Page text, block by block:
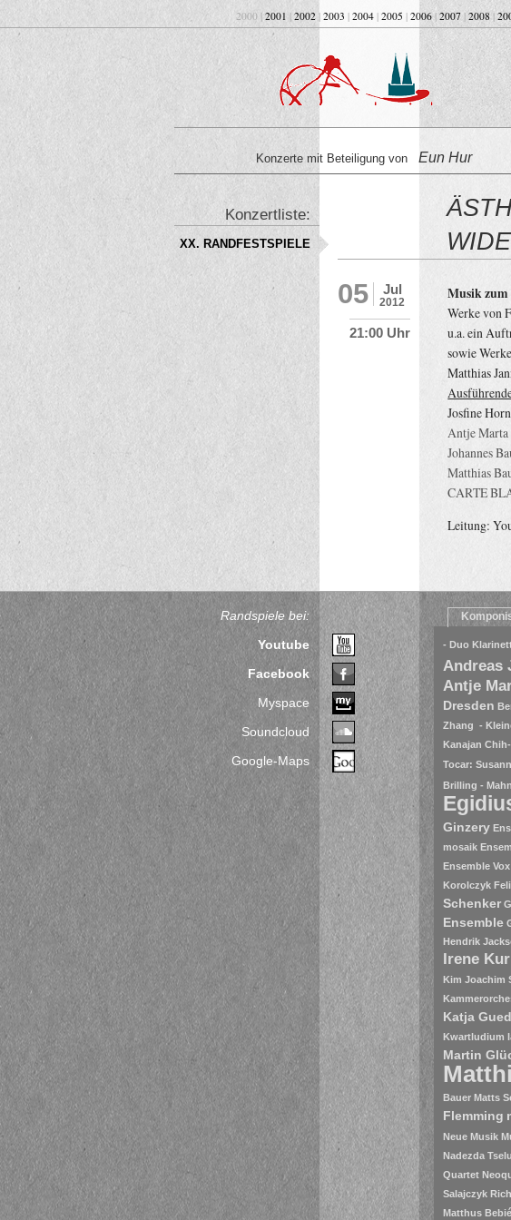
2000 | 2001 | 2002 | 2003 | 2004 | 2005 | 2006| 2007 | 2008 |
Konzerte mit Beteiligung von Eun Hur
Jul
2012
05
21:00 Uhr
Musik
Werke von
u.a. ein
sowie
Matthias
Josfine
Antje Marta
Johannes
Matthias
CARTE
Leitung:
Konzertliste:
XX. RANDFESTSPIELE
Randspiele bei:
Youtube
Facebook
Myspace
Soundcloud
Google-Maps
- Duo
Andreas
Antje
Dresden
Zhang -
Kanajan
Tocar:
Brilling -
Ginzery
mosaik
Ensemble
Korolczyk
Schenker
Ensemble
Hendrik
Irene
Kim Joachim
Katja
Kwartludium
Martin
Bauer Matts
Flemming
Neue Musik
Nadezda
Quartet
Salajczyk
Matthus Bebié